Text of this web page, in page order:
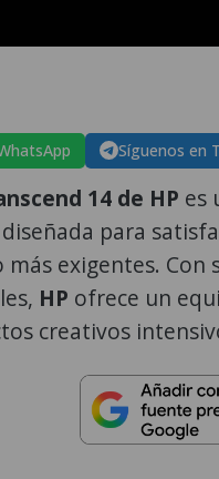
Síguenos en
14 de HP es
para
exigentes. Con
HP ofrece un
creativos